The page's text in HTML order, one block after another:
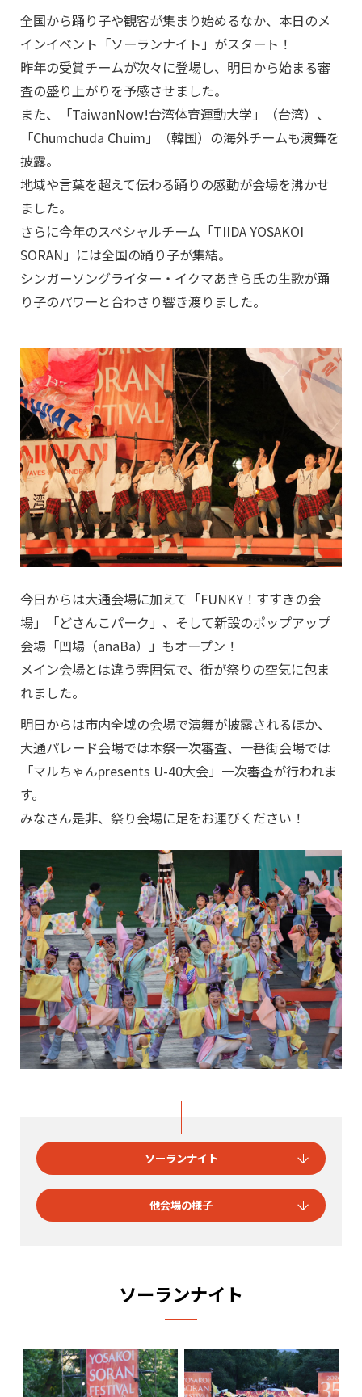
全国から踊り子や観客が集まり始めるなか、本日のメ
インイベント「ソーランナイト」がスタート！
昨年の受賞チームが次々に登場し、明日から始まる審
査の盛り上がりを予感させました。
また、「TaiwanNow!台湾体育運動大学」（台湾）、
「Chumchuda Chuim」（韓国）の海外チームも演舞を
披露。
地域や言葉を超えて伝わる踊りの感動が会場を沸かせ
ました。
さらに今年のスペシャルチーム「TIIDA YOSAKOI
SORAN」には全国の踊り子が集結。
シンガーソングライター・イクマあきら氏の生歌が踊
り子のパワーと合わさり響き渡りました。
今日からは大通会場に加えて「FUNKY！すすきの会
場」「どさんこパーク」、そして新設のポップアップ
会場「凹場（anaBa）」もオープン！
メイン会場とは違う雰囲気で、街が祭りの空気に包ま
れました。
明日からは市内全域の会場で演舞が披露されるほか、
大通パレード会場では本祭一次審査、一番街会場では
「マルちゃんpresents U-40大会」一次審査が行われま
す。
みなさん是非、祭り会場に足をお運びください！
ソーランナイト
他会場の様子
ソーランナイト